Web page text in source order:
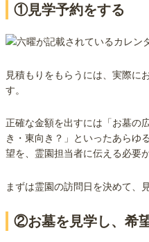
①見学予約をする
見積もりをもらうには、実際に
す。
正確な金額を出すには「お墓の
き・東向き？」といったあらゆ
望を、霊園担当者に伝える必要
まずは霊園の訪問日を決めて、
②お墓を見学し、希